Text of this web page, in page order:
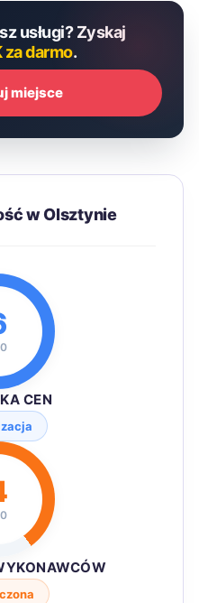
usługi? Zyskaj
za darmo.
miejsce
w Olsztynie
CEN